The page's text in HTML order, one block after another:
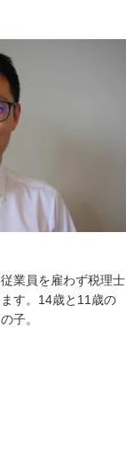
業員を雇わず税理士
す。14歳と11歳の
子。